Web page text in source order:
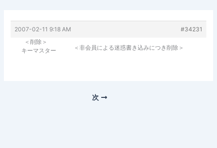
2007-02-11 9:18 AM
#34231
＜削除＞
キーマスター
＜非会員による迷惑書き込みにつき削除＞
次